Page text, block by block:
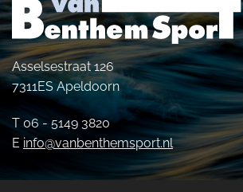
Asselsestraat 126
7311ES Apeldoorn
T 06 - 5149 3820
E info@vanbenthemsport.nl